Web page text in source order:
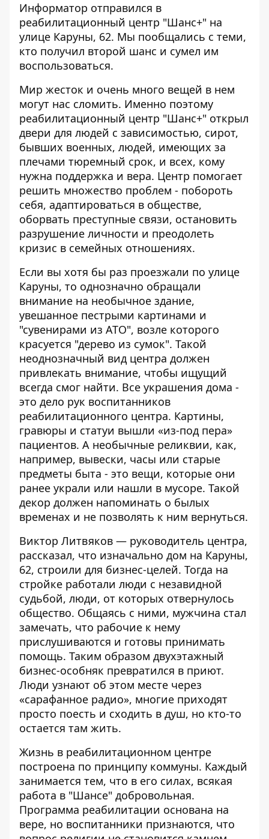
Информатор отправился в
реабилитационный центр "Шанс+" на
улице Каруны, 62. Мы пообщались с теми,
кто получил второй шанс и сумел им
воспользоваться.
Мир жесток и очень много вещей в нем
могут нас сломить. Именно поэтому
реабилитационный центр "Шанс+" открыл
двери для людей с зависимостью, сирот,
бывших военных, людей, имеющих за
плечами тюремный срок, и всех, кому
нужна поддержка и вера. Центр помогает
решить множество проблем - побороть
себя, адаптироваться в обществе,
оборвать преступные связи, остановить
разрушение личности и преодолеть
кризис в семейных отношениях.
Если вы хотя бы раз проезжали по улице
Каруны, то однозначно обращали
внимание на необычное здание,
увешанное пестрыми картинами и
"сувенирами из АТО", возле которого
красуется "дерево из сумок". Такой
неоднозначный вид центра должен
привлекать внимание, чтобы ищущий
всегда смог найти. Все украшения дома -
это дело рук воспитанников
реабилитационного центра. Картины,
гравюры и статуи вышли «из-под пера»
пациентов. А необычные реликвии, как,
например, вывески, часы или старые
предметы быта - это вещи, которые они
ранее украли или нашли в мусоре. Такой
декор должен напоминать о былых
временах и не позволять к ним вернуться.
Виктор Литвяков — руководитель центра,
рассказал, что изначально дом на Каруны,
62, строили для бизнес-целей. Тогда на
стройке работали люди с незавидной
судьбой, люди, от которых отвернулось
общество. Общаясь с ними, мужчина стал
замечать, что рабочие к нему
прислушиваются и готовы принимать
помощь. Таким образом двухэтажный
бизнес-особняк превратился в приют.
Люди узнают об этом месте через
«сарафанное радио», многие приходят
просто поесть и сходить в душ, но кто-то
остается там жить.
Жизнь в реабилитационном центре
построена по принципу коммуны. Каждый
занимается тем, что в его силах, всякая
работа в "Шансе" добровольная.
Программа реабилитации основана на
вере, но воспитанники признаются, что